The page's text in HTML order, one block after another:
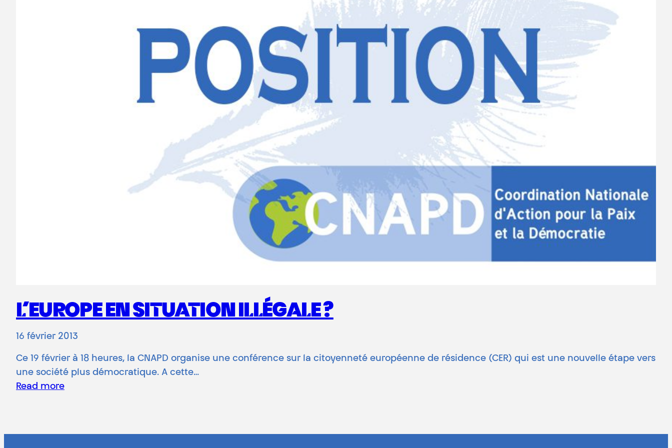
L’EUROPE EN SITUATION ILLÉGALE ?
16 février 2013
Ce 19 février à 18 heures, la CNAPD organise une conférence sur la citoyenneté européenne de résidence (CER) qui est une nouvelle étape vers
une société plus démocratique. A cette…
Read more